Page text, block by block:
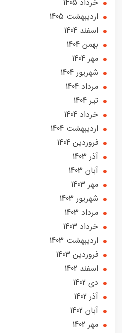
ارديبهشت 1405
اسفند 1404
بهمن 1404
مهر 1404
شهریور 1404
مرداد 1404
تير 1404
خرداد 1404
ارديبهشت 1404
فروردین 1404
آذر 1403
آبان 1403
مهر 1403
شهریور 1403
مرداد 1403
خرداد 1403
ارديبهشت 1403
فروردین 1403
اسفند 1402
دی 1402
آذر 1402
آبان 1402
مهر 1402